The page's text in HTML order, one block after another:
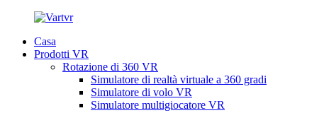
Casa
Prodotti VR
Rotazione di 360 VR
Simulatore di realtà virtuale a 360 gradi
Simulatore di volo VR
Simulatore multigiocatore VR